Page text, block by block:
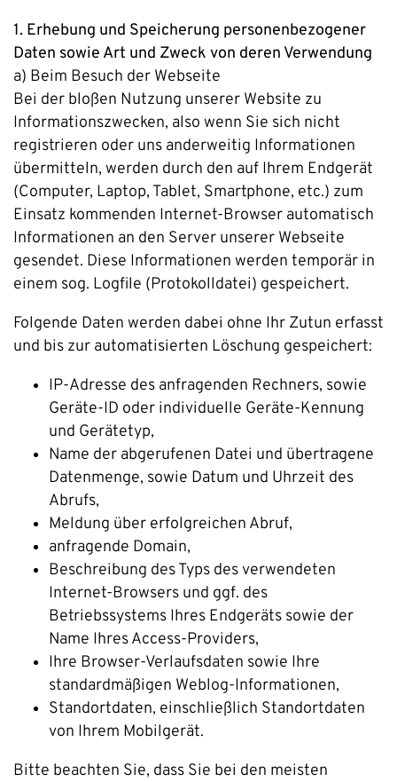
1. Erhebung und Speicherung personenbezogener
Daten sowie Art und Zweck von deren Verwendung
a) Beim Besuch der Webseite
Bei der bloßen Nutzung unserer Website zu
Informationszwecken, also wenn Sie sich nicht
registrieren oder uns anderweitig Informationen
übermitteln, werden durch den auf Ihrem Endgerät
(Computer, Laptop, Tablet, Smartphone, etc.) zum
Einsatz kommenden Internet-Browser automatisch
Informationen an den Server unserer Webseite
gesendet. Diese Informationen werden temporär in
einem sog. Logfile (Protokolldatei) gespeichert.
Folgende Daten werden dabei ohne Ihr Zutun erfasst
und bis zur automatisierten Löschung gespeichert:
IP-Adresse des anfragenden Rechners, sowie
Geräte-ID oder individuelle Geräte-Kennung
und Gerätetyp,
Name der abgerufenen Datei und übertragene
Datenmenge, sowie Datum und Uhrzeit des
Abrufs,
Meldung über erfolgreichen Abruf,
anfragende Domain,
Beschreibung des Typs des verwendeten
Internet-Browsers und ggf. des
Betriebssystems Ihres Endgeräts sowie der
Name Ihres Access-Providers,
Ihre Browser-Verlaufsdaten sowie Ihre
standardmäßigen Weblog-Informationen,
Standortdaten, einschließlich Standortdaten
von Ihrem Mobilgerät.
Bitte beachten Sie, dass Sie bei den meisten